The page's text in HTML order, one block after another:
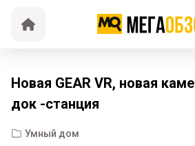
Новая GEAR VR, новая
док -станция
Умный дом